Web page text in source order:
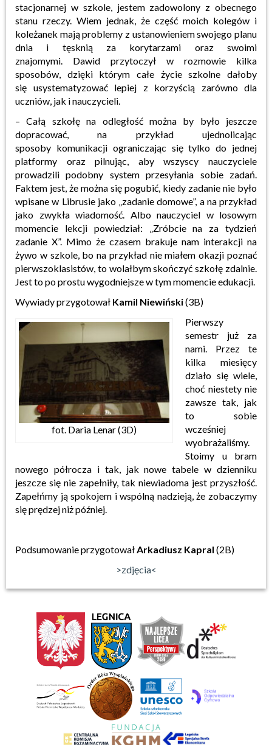
stacjonarnej w szkole, jestem zadowolony z obecnego
stanu rzeczy. Wiem jednak, że część moich kolegów i
koleżanek mająproblemy z ustanowieniem swojego planu
dnia i tęsknią za korytarzami
oraz swoimi
znajomymi.
Dawid przytoczył w rozmowie kilka
sposobów, dzięki którym całe życie szkolne dałoby
się usystematyzować lepiej z korzyścią zarówno dla
uczniów, jak i nauczycieli.
– Całą szkołę na odległość można by było jeszcze
dopracować, na przykład ujednolicając
sposoby komunikacji ograniczając się tylko do jednej
platformy oraz pilnując, aby wszyscy nauczyciele
prowadzili podobny system przesyłania sobie zadań.
Faktem jest, że można się pogubić, kiedy zadanie nie było
wpisane w Librusiejako „zadanie domowe”, a na przykład
jako zwykła wiadomość. Albo nauczyciel w losowym
momencie lekcji powiedział: „Zróbcie na za tydzień
zadanie X”. Mimo że czasem brakuje nam interakcji na
żywo w szkole, bo na przykład nie miałem okazji poznać
pierwszoklasistów, to wolałbym skończyć szkołę zdalnie.
Jest to po prostuwygodniejsze w tym momencie edukacji.
Wywiady przygotował Kamil Niewiński(3B)
fot. Daria Lenar (3D)
Pierwszy
semestr już za
nami. Przez te
kilka miesięcy
działo się wiele,
choć niestety nie
zawsze tak, jak
to
sobie
wcześniej
wyobrażaliśmy.
Stoimy u bram
nowego półrocza i tak, jak nowe tabele w dzienniku
jeszcze się nie zapełniły, tak niewiadoma jest przyszłość.
Zapełńmy ją spokojem i wspólną nadzieją, że zobaczymy
się prędzej niżpóźniej.
Podsumowanie przygotował Arkadiusz Kapral (2B)
>zdjęcia<